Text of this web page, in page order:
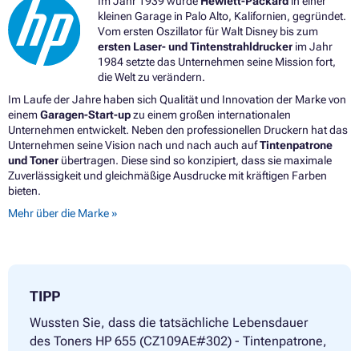
kleinen Garage in Palo Alto, Kalifornien, gegründet.
Vom ersten Oszillator für Walt Disney bis zum
ersten Laser- und Tintenstrahldruckerim Jahr
1984 setzte das Unternehmen seine Mission fort,
die Welt zu verändern.
Im Laufe der Jahre haben sich Qualität und Innovation der Marke von
einemGaragen-Start-upzu einem großen internationalen
Unternehmen entwickelt. Neben den professionellen Druckern hat das
Unternehmen seine Vision nach und nach auch aufTintenpatrone
und Toner übertragen. Diese sind so konzipiert, dass sie maximale
Zuverlässigkeit und gleichmäßige Ausdrucke mit kräftigen Farben
bieten.
Mehr über die Marke »
TIPP
Wussten Sie, dass die tatsächliche Lebensdauer
des Toners HP 655 (CZ109AE#302) - Tintenpatrone,